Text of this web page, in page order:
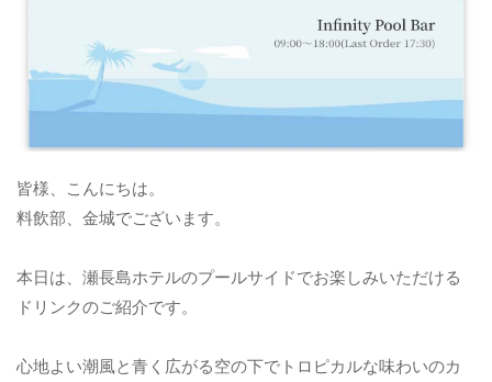
皆様、こんにちは。
料飲部、金城でございます。
本日は、瀬長島ホテルのプールサイドでお楽しみいただける
ドリンクのご紹介です。
心地よい潮風と青く広がる空の下でトロピカルな味わいのカ